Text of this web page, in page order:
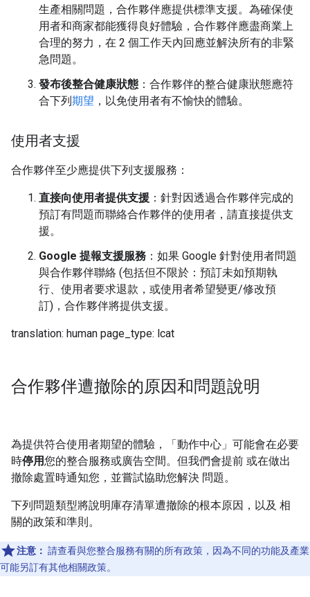
生產相關問題，合作夥伴應提供標準支援。為確保使
用者和商家都能獲得良好體驗，合作夥伴應盡商業上
合理的努力，在 2 個工作天內回應並解決所有的非緊
急問題。
發布後整合健康狀態 ：合作夥伴的整合健康狀態應符
合下列期望 ，以免使用者有不愉快的體驗。
使用者支援
合作夥伴至少應提供下列支援服務：
直接向使用者提供支援 ：針對因透過合作夥伴完成的
預訂有問題而聯絡合作夥伴的使用者，請直接提供支
援。
Google 提報支援服務 ：如果 Google 針對使用者問題
與合作夥伴聯絡 (包括但不限於：預訂未如預期執
行、使用者要求退款，或使用者希望變更/修改預
訂)，合作夥伴將提供支援。
translation: human page_type: lcat
合作夥伴遭撤除的原因和問題說明
為提供符合使用者期望的體驗，「動作中心」可能會在必要
時停用您的整合服務或廣告空間。但我們會提前 或在做出
撤除處置時通知您，並嘗試協助您解決 問題。
下列問題類型將說明庫存清單遭撤除的根本原因，以及 相
關的政策和準則。
注意： 請查看與您整合服務有關的所有政策，因為不同的功能及產業
可能另訂有其他相關政策。